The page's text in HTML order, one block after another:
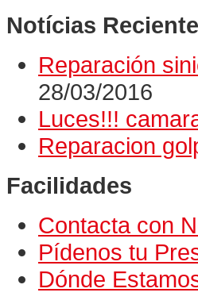
Notícias
Reparación
28/03/2016
Luces!!!
Reparacion
Facilidades
Contacta con
Pídenos tu
Dónde